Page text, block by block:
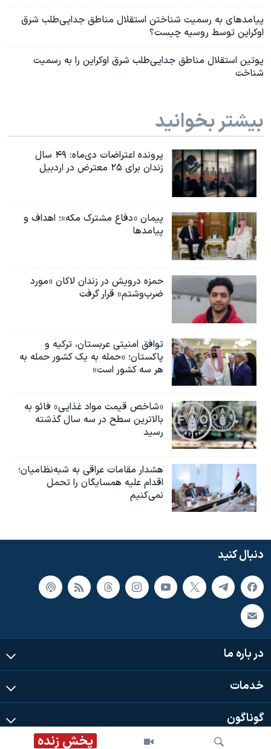
پخش زنده
پیامدهای به رسمیت شناختن استقلال مناطق جدایی‌طلب شرق
اوکراین توسط روسیه چیست؟
پوتین استقلال مناطق جدایی‌طلب شرق اوکراین را به رسمیت
شناخت
بیشتر بخوانید
پرونده اعتراضات دی‌ماه: ۴۹ سال
زندان برای ۲۵ معترض در اردبیل
پیمان «دفاع مشترک مکه»؛ اهداف و
پیامدها
حمزه درویش در زندان لاکان «مورد
ضرب‌وشتم» قرار گرفت
توافق امنیتی عربستان، ترکیه و
پاکستان؛ «حمله به یک کشور حمله به
هر سه کشور است»
«شاخص قیمت مواد غذایی» فائو به
بالاترین سطح در سه سال گذشته
رسید
هشدار مقامات عراقی به شبه‌نظامیان؛
اقدام علیه همسایگان را تحمل
نمی‌کنیم
دنبال کنید
در باره ما
خدمات
گوناگون